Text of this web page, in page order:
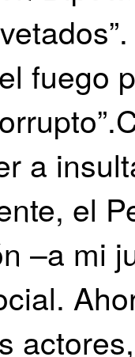
fuego
a
el
–a mi